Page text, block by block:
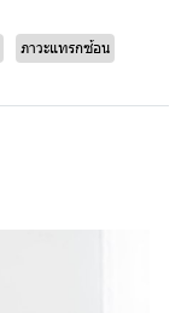
ภาวะแทรกซ้อน